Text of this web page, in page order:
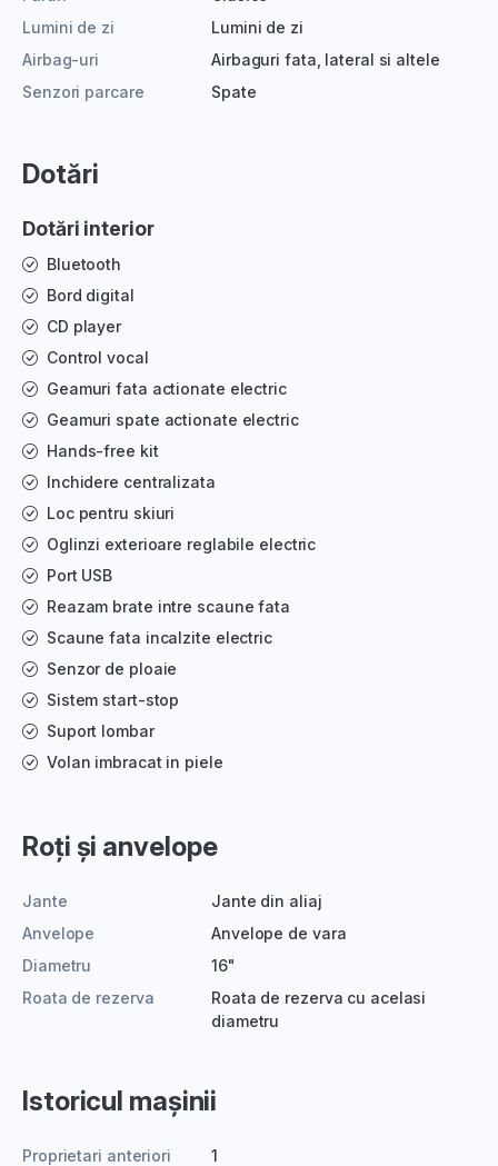
Lumini de zi
Lumini de zi
Airbag-uri
Airbaguri fata, lateral si altele
Senzori parcare
Spate
Dotări
Dotări interior
Bluetooth
Bord digital
CD player
Control vocal
Geamuri fata actionate electric
Geamuri spate actionate electric
Hands-free kit
Inchidere centralizata
Loc pentru skiuri
Oglinzi exterioare reglabile electric
Port USB
Reazam brate intre scaune fata
Scaune fata incalzite electric
Senzor de ploaie
Sistem start-stop
Suport lombar
Volan imbracat in piele
Roți și anvelope
Jante
Jante din aliaj
Anvelope
Anvelope de vara
Diametru
16"
Roata de rezerva
Roata de rezerva cu acelasi
diametru
Istoricul mașinii
Proprietari anteriori
1